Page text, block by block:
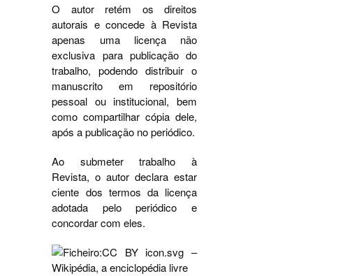
O autor retém os direitos
autorais e concede à Revista
apenas uma licença não
exclusiva para publicação do
trabalho, podendo distribuir o
manuscrito em repositório
pessoal ou institucional, bem
como compartilhar cópia dele,
após a publicação no periódico.
Ao submeter trabalho à
Revista, o autor declara estar
ciente dos termos da licença
adotada pelo periódico e
concordar com eles.